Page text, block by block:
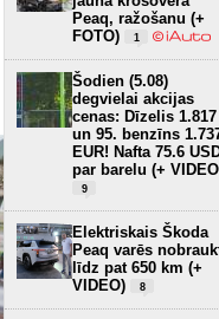
Peaq, ražošanu (+
FOTO)
1
Šodien (5.08)
degvielai akcijas
cenas: Dīzelis 1.817
un 95. benzīns
EUR! Nafta 75.6
par barelu (+
9
Elektriskais Škoda
Peaq varēs
līdz pat 650 km (+
VIDEO)
8